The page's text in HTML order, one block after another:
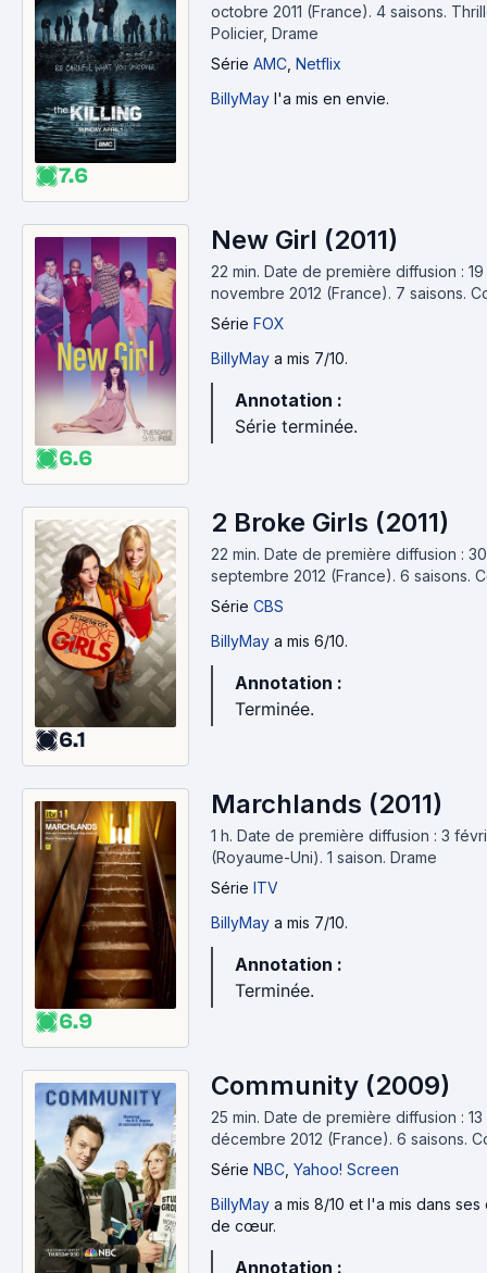
7.6
octobre 2011 (France). 4 saisons.
Policier, Drame
Série AMC Netflix
BillyMay l'a mis en envie.
6.6
New Girl (2011)
22 min. Date de première diffusion : 19
novembre 2012 (France). 7 saisons.
Série FOX
BillyMay a mis 7/10.
Annotation :
Série terminée.
6.1
2 Broke Girls (2011)
22 min. Date de première diffusion : 30
septembre 2012 (France). 6 saisons.
Série CBS
BillyMay a mis 6/10.
Annotation :
Terminée.
6.9
Marchlands (2011)
1 h. Date de première diffusion : 3
(Royaume-Uni). 1 saison. Drame
Série ITV
BillyMay a mis 7/10.
Annotation :
Terminée.
Community (2009)
25 min. Date de première diffusion : 13
décembre 2012 (France). 6 saisons.
Série NBC Yahoo! Screen
BillyMay a mis 8/10 et l'a mis dans ses
de cœur.
Annotation :